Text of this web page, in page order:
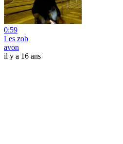
0:59
Les zob
avon
il y a 16 ans